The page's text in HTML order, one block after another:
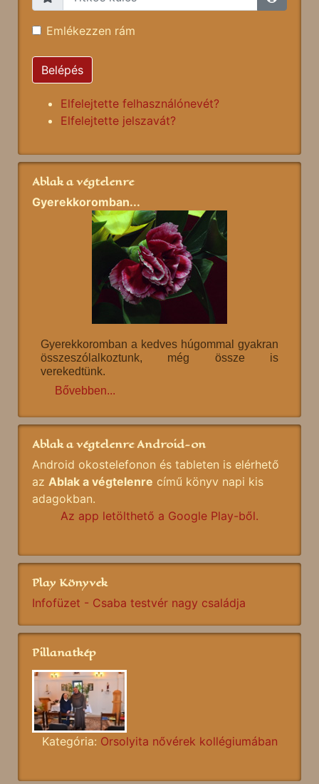
Emlékezzen rám
Belépés
Elfelejtette felhasználónevét?
Elfelejtette jelszavát?
Ablak a végtelenre
Gyerekkoromban...
Gyerekkoromban a kedves húgommal gyakran
összeszólalkoztunk, még össze is
verekedtünk.
Bővebben...
Ablak a végtelenre Android-on
Android okostelefonon és tableten is elérhető
az Ablak a végtelenre című könyv napi kis
adagokban.
Az app letölthető a Google Play-ből.
Play Könyvek
Infofüzet - Csaba testvér nagy családja
Pillanatkép
Kategória: Orsolyita nővérek kollégiumában